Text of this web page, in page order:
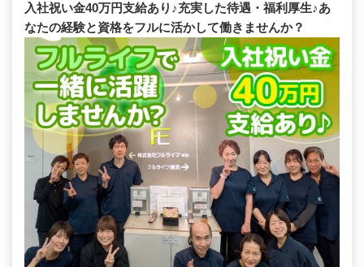
入社祝い金40万円支給あり♪充実した待遇・福利厚生♪あ
なたの経験と資格をフルに活かして働きませんか？